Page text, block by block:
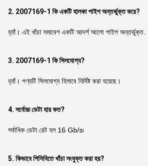
2. 2007169-1 কি একটি হালকা পাইপ অন্তর্ভুক্ত করে?
হ্যাঁ। এই খাঁচা সমাবেশ একটি আদর্শ আলো পাইপ অন্তর্ভুক্ত.
3. 2007169-1 কি সিলযোগ্য?
হ্যাঁ। পণ্যটি সিলযোগ্য হিসাবে নির্দিষ্ট করা হয়েছে।
4. সর্বোচ্চ ডেটা হার কত?
সর্বাধিক ডেটা রেট হল 16 Gb/s৷
5. কিভাবে পিসিবিতে খাঁচা সংযুক্ত করা হয়?